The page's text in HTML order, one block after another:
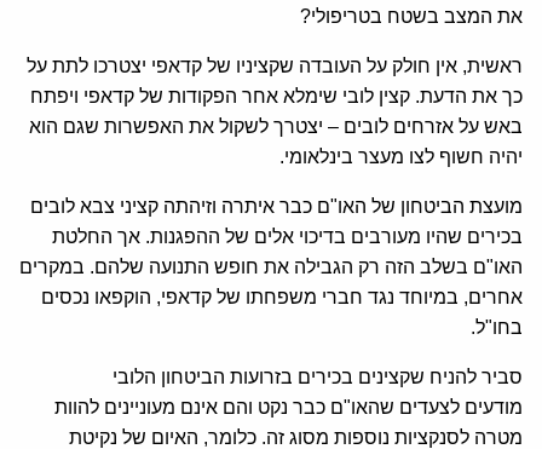
את המצב בשטח בטריפולי?
ראשית, אין חולק על העובדה שקציניו של קדאפי יצטרכו לתת על
כך את הדעת. קצין לובי שימלא אחר הפקודות של קדאפי ויפתח
באש על אזרחים לובים – יצטרך לשקול את האפשרות שגם הוא
יהיה חשוף לצו מעצר בינלאומי.
מועצת הביטחון של האו"ם כבר איתרה וזיהתה קציני צבא לובים
בכירים שהיו מעורבים בדיכוי אלים של ההפגנות. אך החלטת
האו"ם בשלב הזה רק הגבילה את חופש התנועה שלהם. במקרים
אחרים, במיוחד נגד חברי משפחתו של קדאפי, הוקפאו נכסים
בחו"ל.
סביר להניח שקצינים בכירים בזרועות הביטחון הלובי
מודעים לצעדים שהאו"ם כבר נקט והם אינם מעוניינים להוות
מטרה לסנקציות נוספות מסוג זה. כלומר, האיום של נקיטת